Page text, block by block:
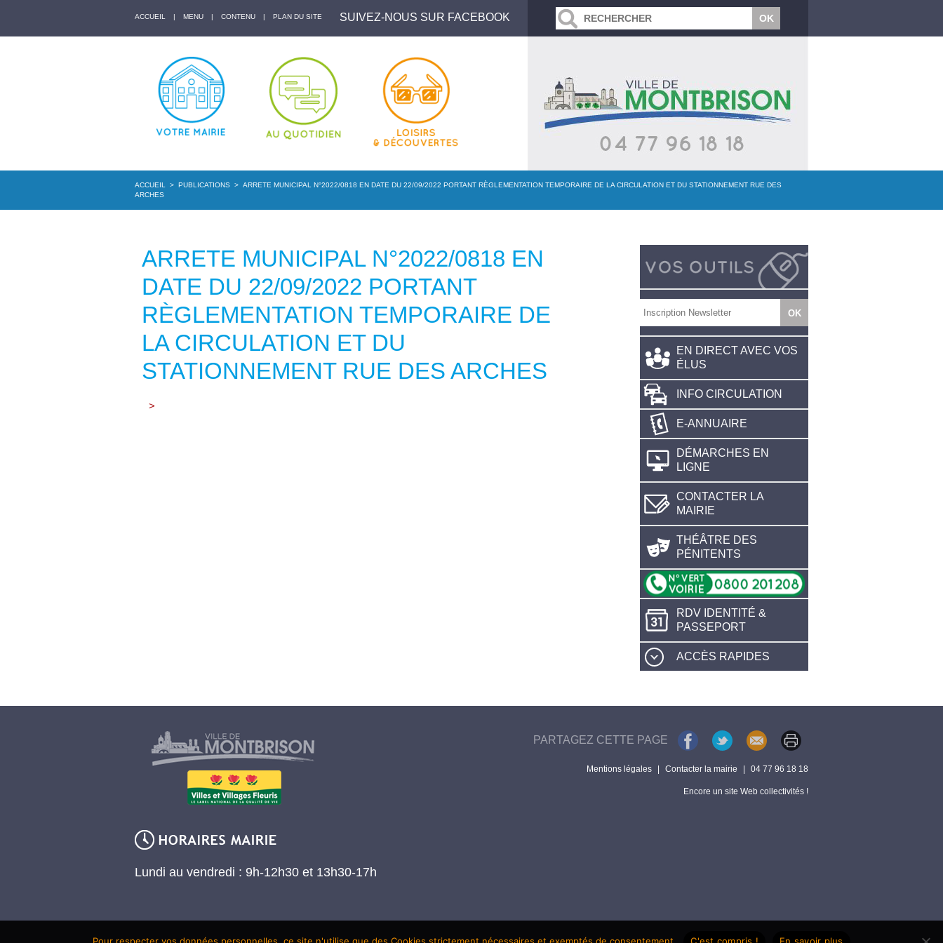
ACCUEIL | MENU | CONTENU | PLAN DU SITE SUIVEZ-NOUS SUR FACEBOOK
ACCUEIL > PUBLICATIONS > ARRETE MUNICIPAL N°2022/0818 EN DATE DU 22/09/2022 PORTANT RÈGLEMENTATION TEMPORAIRE DE LA CIRCULATION ET DU STATIONNEMENT RUE DES
ARCHES
ARRETE MUNICIPAL N°2022/0818 EN
DATE DU 22/09/2022 PORTANT
RÈGLEMENTATION TEMPORAIRE DE
LA CIRCULATION ET DU
STATIONNEMENT RUE DES ARCHES
>
EN DIRECT AVEC VOS
ÉLUS
INFO CIRCULATION
E-ANNUAIRE
DÉMARCHES EN
LIGNE
CONTACTER LA
MAIRIE
THÉÂTRE DES
PÉNITENTS
RDV IDENTITÉ &
PASSEPORT
ACCÈS RAPIDES
Lundi au vendredi : 9h-12h30 et 13h30-17h
PARTAGEZ CETTE PAGE
Mentions légales Contacter la mairie 04 77 96 18 18
Encore un site Web collectivités !